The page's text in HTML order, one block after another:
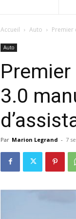
Accueil Auto Premier
Auto
Premier
3.0
Par Marion Legrand - 7